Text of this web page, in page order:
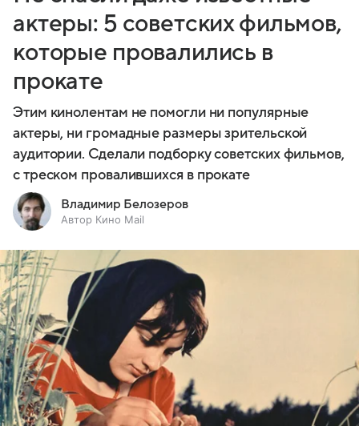
актеры: 5 советских фильмов,
которые провалились в
прокате
Этим кинолентам не помогли ни популярные
актеры, ни громадные размеры зрительской
аудитории. Сделали подборку советских фильмов,
с треском провалившихся в прокате
Владимир Белозеров
Автор Кино Mail